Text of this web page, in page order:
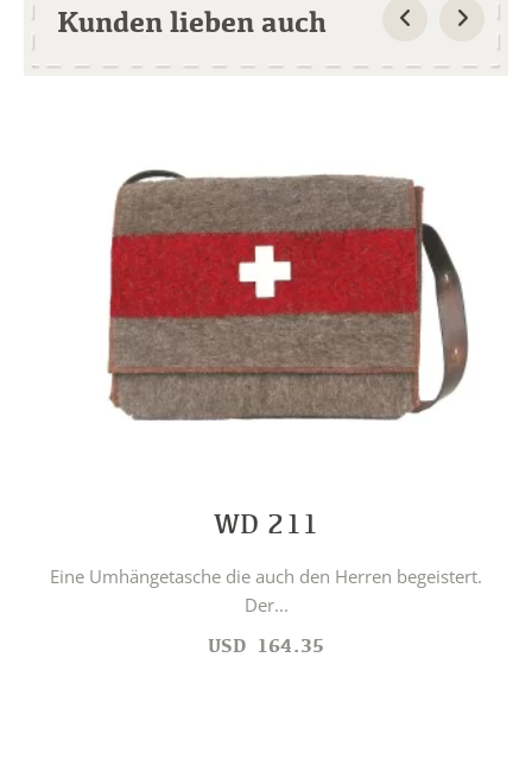
Kunden lieben auch
WD 211
Eine Umhängetasche die auch den Herren begeistert.
Der...
USD 164.35